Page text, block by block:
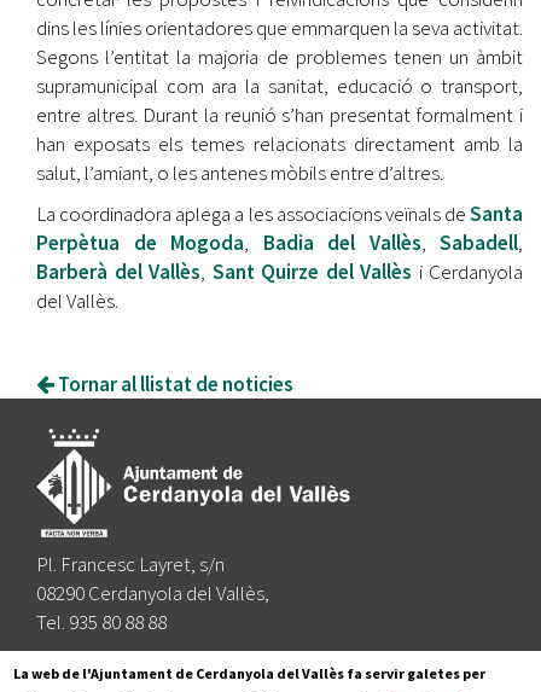
dins les línies orientadores que emmarquen la seva activitat.
Segons l’entitat la majoria de problemes tenen un àmbit
supramunicipal com ara la sanitat, educació o transport,
entre altres. Durant la reunió s’han presentat formalment i
han exposats els temes relacionats directament amb la
salut, l’amiant, o les antenes mòbils entre d’altres.
La coordinadora aplega a les associacions veïnals deSanta
Perpètua de Mogoda, Badia del Vallès, Sabadell,
Barberà del Vallès, Sant Quirze del Vallès i Cerdanyola
del Vallès.
Tornar al llistat de noticies
Pl. Francesc Layret, s/n
08290 Cerdanyola del Vallès,
Tel. 935 80 88 88
Segueix-nos a:
La web de l'Ajuntament de Cerdanyola del Vallès fa servir galetes per